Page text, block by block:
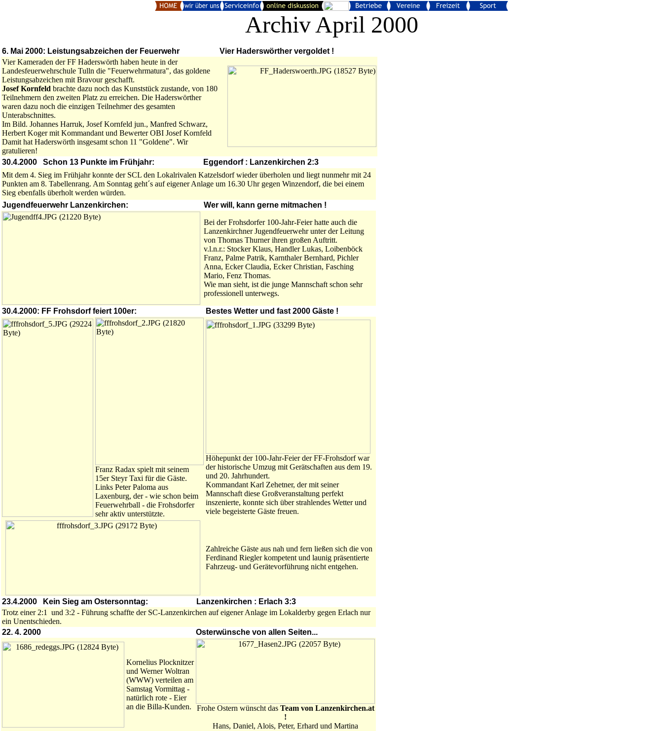
Archiv April 2000
6. Mai 2000: Leistungsabzeichen der Feuerwehr
Vier Haderswörther vergoldet !
Vier Kameraden der FF Haderswörth haben heute in der
Landesfeuerwehrschule Tulln die "Feuerwehrmatura", das goldene
Leistungsabzeichen mit Bravour geschafft.
Josef Kornfeld brachte dazu noch das Kunststück zustande, von 180
Teilnehmern den zweiten Platz zu erreichen. Die Haderswörther
waren dazu noch die einzigen Teilnehmer des gesamten
Unterabschnittes.
Im Bild. Johannes Harruk, Josef Kornfeld jun., Manfred Schwarz,
Herbert Koger mit Kommandant und Bewerter OBI Josef Kornfeld
Damit hat Haderswörth insgesamt schon 11 "Goldene". Wir
gratulieren!
30.4.2000 Schon 13 Punkte im Frühjahr:
Eggendorf : Lanzenkirchen 2:3
Mit dem 4. Sieg im Frühjahr konnte der SCL den Lokalrivalen Katzelsdorf wieder überholen und liegt nunmehr mit 24
Punkten am 8. Tabellenrang. Am Sonntag geht´s auf eigener Anlage um 16.30 Uhr gegen Winzendorf, die bei einem
Sieg ebenfalls überholt werden würden.
Jugendfeuerwehr Lanzenkirchen:
Wer will, kann gerne mitmachen !
Bei der Frohsdorfer 100-Jahr-Feier hatte auch die
Lanzenkirchner Jugendfeuerwehr unter der Leitung
von Thomas Thurner ihren großen Auftritt.
v.l.n.r.: Stocker Klaus, Handler Lukas, Loibenböck
Franz, Palme Patrik, Karnthaler Bernhard, Pichler
Anna, Ecker Claudia, Ecker Christian, Fasching
Mario, Fenz Thomas.
Wie man sieht, ist die junge Mannschaft schon sehr
professionell unterwegs.
30.4.2000: FF Frohsdorf feiert 100er: Bestes Wetter und fast 2000 Gäste !
Franz Radax spielt mit seinem
15er Steyr Taxi für die Gäste.
Links Peter Paloma aus
Laxenburg, der - wie schon beim
Feuerwehrball - die Frohsdorfer
sehr aktiv unterstützte.
Höhepunkt der 100-Jahr-Feier der FF-Frohsdorf war
der historische Umzug mit Gerätschaften aus dem 19.
und 20. Jahrhundert.
Kommandant Karl Zehetner, der mit seiner
Mannschaft diese Großveranstaltung perfekt
inszenierte, konnte sich über strahlendes Wetter und
viele begeisterte Gäste freuen.
Zahlreiche Gäste aus nah und fern ließen sich die von
Ferdinand Riegler kompetent und launig präsentierte
Fahrzeug- und Gerätevorführung nicht entgehen.
23.4.2000 Kein Sieg am Ostersonntag:
Lanzenkirchen : Erlach 3:3
Trotz einer 2:1 und 3:2 - Führung schaffte der SC-Lanzenkirchen auf eigener Anlage im Lokalderby gegen Erlach nur
ein Unentschieden.
22. 4. 2000
Osterwünsche von allen Seiten...
Kornelius Plocknitzer
und Werner Woltran
(WWW) verteilen am
Samstag Vormittag -
natürlich rote - Eier
an die Billa-Kunden.
Frohe Ostern wünscht das Team von Lanzenkirchen.at
!
Hans, Daniel, Alois, Peter, Erhard und Martina